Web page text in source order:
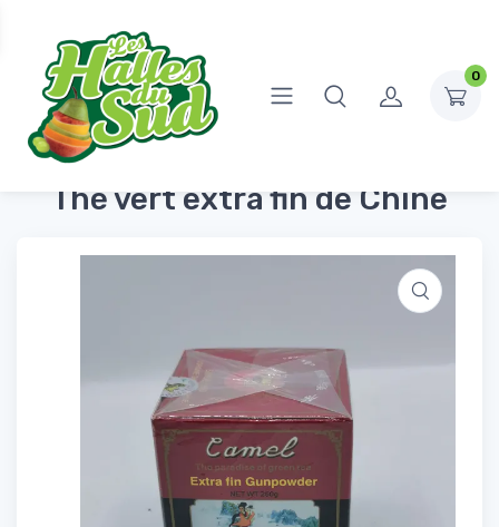
0
Accueil Épicerie Sucrée
Thé vert extra fin de Chine
Thé vert extra fin de Chine